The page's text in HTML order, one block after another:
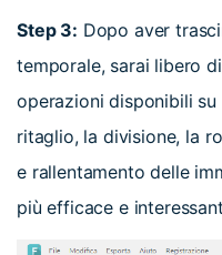
Step 3: Dopo aver
temporale, sarai libero
operazioni disponibili
ritaglio, la divisione, la
e rallentamento delle
più efficace e